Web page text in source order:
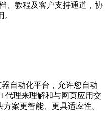
、教程及客户支持通道，协
自动化平台，允许您自动
代理来理解和与网页应用交
案更智能、更具适应性。